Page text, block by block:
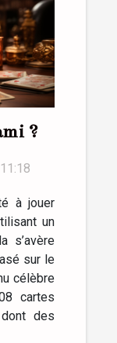
?
à jouer
un
s’avère
sur le
célèbre
cartes
des